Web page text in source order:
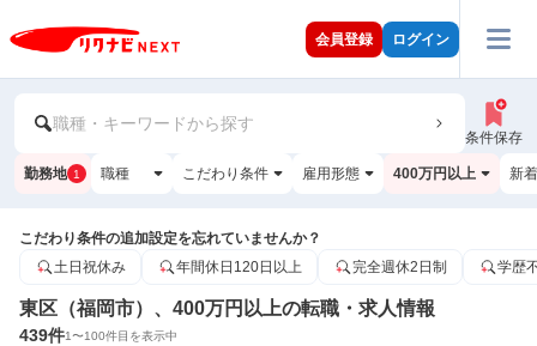
会員登録 ログイン
職種・キーワードから探す
条件保存
勤務地 1 職種 こだわり条件 雇用形態 400万円以上 新
こだわり条件の追加設定を忘れていませんか？
土日祝休み
年間休日120日以上 完全週休2日制 学歴
東区（福岡市）、400万円以上の転職・求人情報
439件1〜100件目を表示中